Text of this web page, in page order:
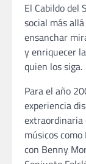
El Cabildo del
social más
ensanchar
y enriquecer
quien los siga.
Para el año
experiencia
extraordinaria
músicos
con Benny